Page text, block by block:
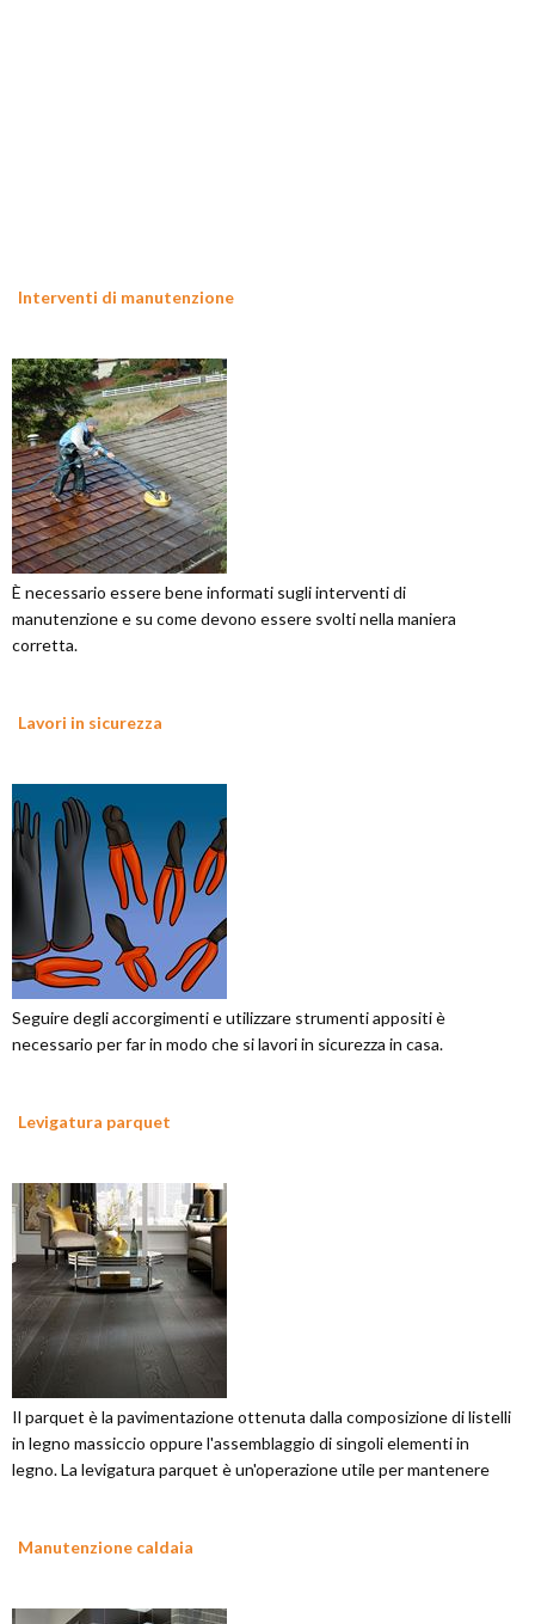
Interventi di manutenzione
È necessario essere bene informati sugli interventi di
manutenzione e su come devono essere svolti nella maniera
corretta.
Lavori in sicurezza
Seguire degli accorgimenti e utilizzare strumenti appositi è
necessario per far in modo che si lavori in sicurezza in casa.
Levigatura parquet
Il parquet è la pavimentazione ottenuta dalla composizione di listelli
in legno massiccio oppure l'assemblaggio di singoli elementi in
legno. La levigatura parquet è un'operazione utile per mantenere
Manutenzione caldaia